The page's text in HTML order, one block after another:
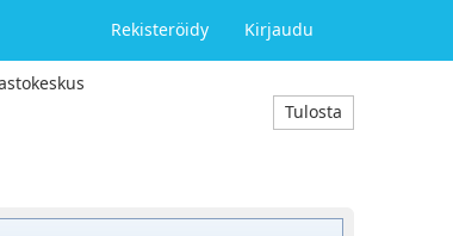
Rekisteröidy Kirjaudu
Tulosta